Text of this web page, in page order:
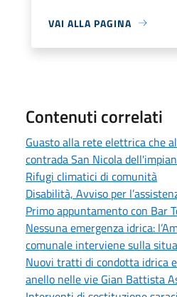
VAI ALLA PAGINA
Contenuti correlati
Guasto alla rete elettrica che
contrada San Nicola
Rifugi climatici di comunità
Disabilità, Avviso per
Primo appuntamento con Bar
Nessuna emergenza idrica:
comunale interviene sulla
Nuovi tratti di condotta idrica
anello nelle vie Gian Battista